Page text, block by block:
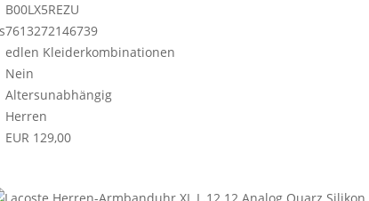
B00LX5REZU
7613272146739
edlen Kleiderkombinationen
Nein
Altersunabhängig
Herren
EUR 129,00